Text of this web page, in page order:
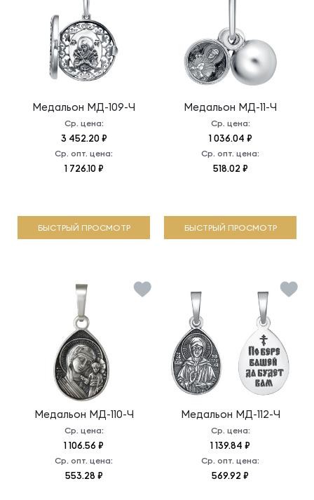
Медальон МД-109-Ч
Ср. цена:
3 452.20 ₽
Ср. опт. цена:
1 726.10 ₽
БЫСТРЫЙ ПРОСМОТР
Медальон МД-11-Ч
Ср. цена:
1 036.04 ₽
Ср. опт. цена:
518.02 ₽
БЫСТРЫЙ ПРОСМОТР
Медальон МД-110-Ч
Ср. цена:
1 106.56 ₽
Ср. опт. цена:
553.28 ₽
Медальон МД-112-Ч
Ср. цена:
1 139.84 ₽
Ср. опт. цена:
569.92 ₽